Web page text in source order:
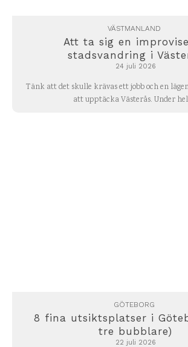
VÄSTMANLAND
Att ta sig en
stadsvandring i
24 juli 2026
Tänk att det skulle krävas ett jobb och en
att upptäcka Västerås. Under
GÖTEBORG
8 fina utsiktsplatser i
tre bubblare)
22 juli 2026